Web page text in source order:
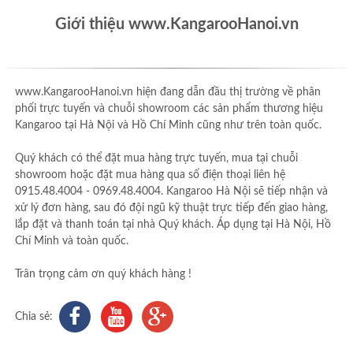
Giới thiệu www.KangarooHanoi.vn
www.KangarooHanoi.vn hiện đang dẫn đầu thị trường về phân
phối trực tuyến và chuỗi showroom các sản phẩm thương hiệu
Kangaroo tại Hà Nội và Hồ Chí Minh cũng như trên toàn quốc.
Quý khách có thể đặt mua hàng trực tuyến, mua tại chuỗi
showroom hoặc đặt mua hàng qua số điện thoại liên hệ
0915.48.4004 - 0969.48.4004. Kangaroo Hà Nội sẽ tiếp nhận và
xử lý đơn hàng, sau đó đội ngũ kỹ thuật trực tiếp đến giao hàng,
lắp đặt và thanh toán tại nhà Quý khách. Áp dụng tại Hà Nội, Hồ
Chí Minh và toàn quốc.
Trân trọng cảm ơn quý khách hàng !
Chia sẻ: